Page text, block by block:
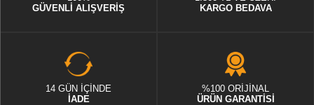
GÜVENLİ ALIŞVERİŞ
KARGO BEDAVA
14 GÜN İÇİNDE
İADE
%100 ORİJİNAL
ÜRÜN GARANTİSİ